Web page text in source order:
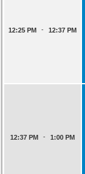
12:25 PM - 12:37 PM
12:37 PM - 1:00 PM